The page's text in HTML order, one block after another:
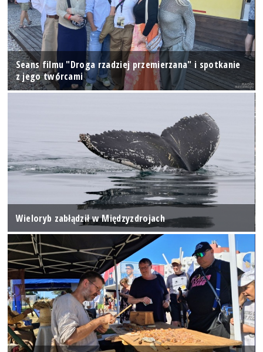
Seans filmu "Droga rzadziej przemierzana" i spotkanie
z jego twórcami
Wieloryb zabłądził w Międzyzdrojach